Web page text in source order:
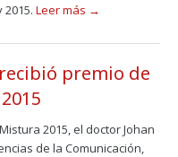
Leer más →
premio de
2015, el doctor Johan
de la Comunicación,